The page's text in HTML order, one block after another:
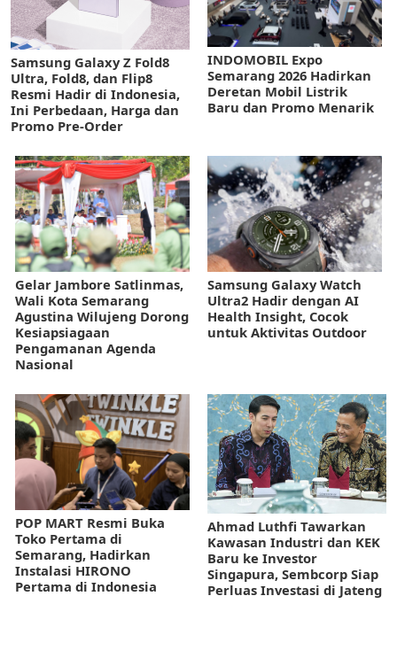
Samsung Galaxy Z Fold8
Ultra, Fold8, dan Flip8
Resmi Hadir di Indonesia,
Ini Perbedaan, Harga dan
Promo Pre-Order
INDOMOBIL Expo
Semarang 2026 Hadirkan
Deretan Mobil Listrik
Baru dan Promo Menarik
Gelar Jambore Satlinmas,
Wali Kota Semarang
Agustina Wilujeng Dorong
Kesiapsiagaan
Pengamanan Agenda
Nasional
Samsung Galaxy Watch
Ultra2 Hadir dengan AI
Health Insight, Cocok
untuk Aktivitas Outdoor
POP MART Resmi Buka
Toko Pertama di
Semarang, Hadirkan
Instalasi HIRONO
Pertama di Indonesia
Ahmad Luthfi Tawarkan
Kawasan Industri dan KEK
Baru ke Investor
Singapura, Sembcorp Siap
Perluas Investasi di Jateng